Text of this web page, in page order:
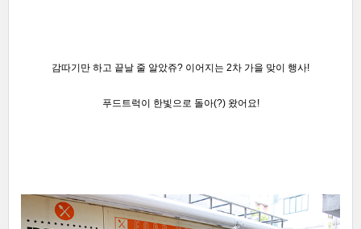
감따기만 하고 끝날 줄 알았쥬? 이어지는 2차 가을 맞이 행사!
푸드트럭이 한빛으로 돌아(?) 왔어요!